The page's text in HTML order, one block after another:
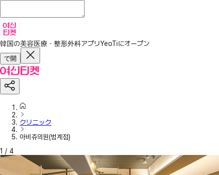
韓国の美容医療・整形外科アプリYeoTiにオープン
で開
クリニック
아비쥬의원(범계점)
1 / 4